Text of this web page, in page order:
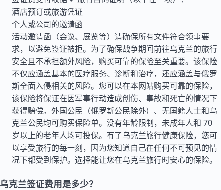
酒店预订或旅游凭证
个人或公司的邀请函
活动邀请函（会议、展览等）请确保所有文件符合领事要
求，以避免签证被拒。为了确保战争期间前往乌克兰的旅行
安全且不承担额外风险，购买可靠的保险至关重要。该保险
不仅应涵盖基本的医疗服务、诊断和治疗，还应涵盖与俄罗
斯全面入侵相关的风险。您可以在本网站购买可靠的保险，
该保险将保证在因军事行动造成创伤、事故和死亡的情况下
获得赔偿。外国公民（俄罗斯公民除外）、无国籍人士和乌
克兰公民均可购买保险单。没有年龄限制，未成年人和 70
岁以上的老年人均可投保。有了乌克兰旅行健康保险，您可
以享受旅行的每一刻，因为您知道自己在任何不可预见的情
况下都受到保护。选择能让您在乌克兰旅行时安心的保险。
乌克兰签证费用是多少？